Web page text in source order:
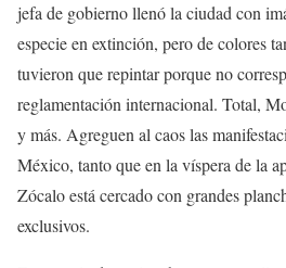
jefa de gobierno llenó la ciudad con
especie en extinción, pero de colores
tuvieron que repintar porque no
reglamentación internacional. Total,
y más. Agreguen al caos las
México, tanto que en la víspera de la
Zócalo está cercado con grandes
exclusivos.